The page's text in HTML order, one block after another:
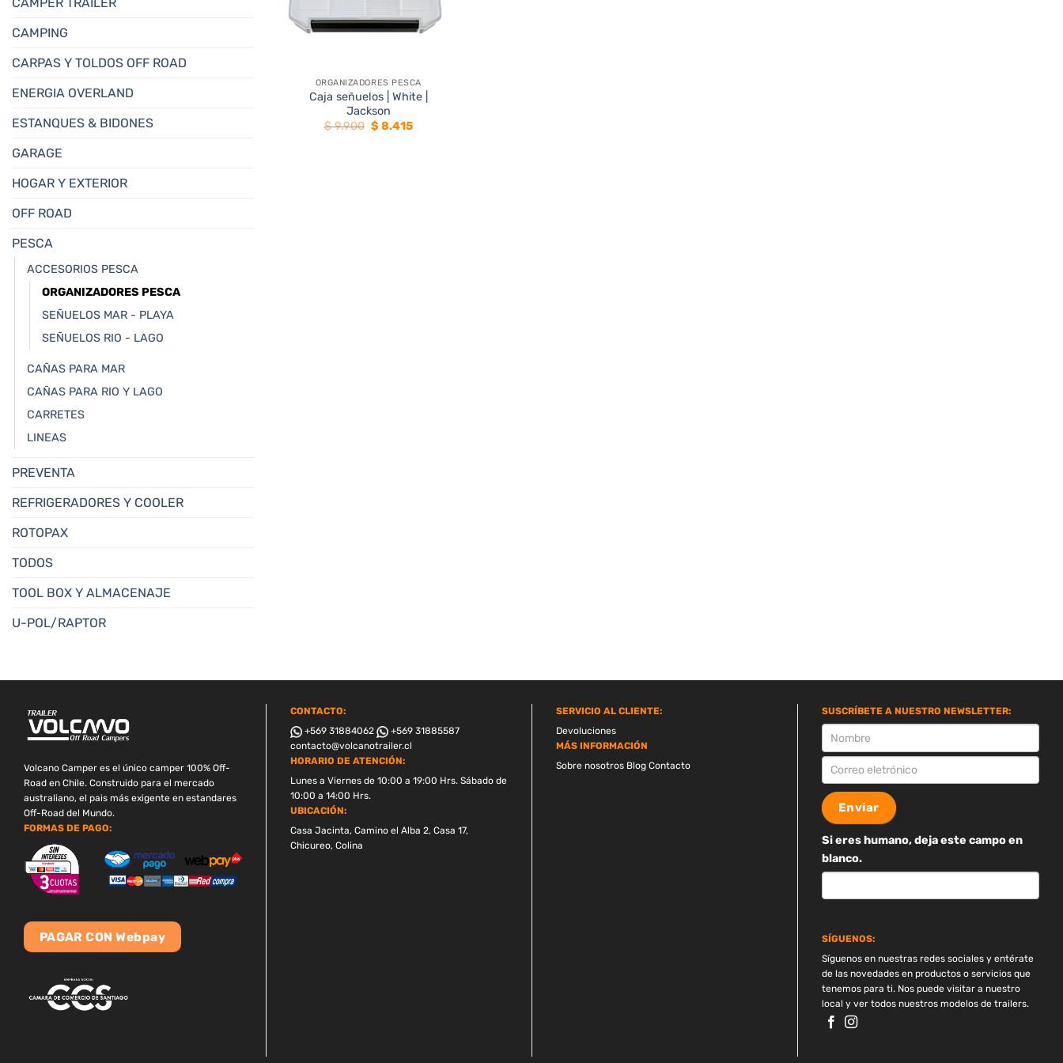
CAMPER TRAILER
CAMPING
CARPAS Y TOLDOS OFF ROAD
ENERGIA OVERLAND
ESTANQUES & BIDONES
GARAGE
HOGAR Y EXTERIOR
OFF ROAD
PESCA
ACCESORIOS PESCA
ORGANIZADORES PESCA
SEÑUELOS MAR - PLAYA
SEÑUELOS RIO - LAGO
CAÑAS PARA MAR
CAÑAS PARA RIO Y LAGO
CARRETES
LINEAS
PREVENTA
REFRIGERADORES Y COOLER
ROTOPAX
TODOS
TOOL BOX Y ALMACENAJE
U-POL/RAPTOR
ORGANIZADORES PESCA
Caja señuelos | White |
Jackson
$9.900 El
$ 8.415El
Volcano Camper es el único camper 100% Off-
Road en Chile. Construido para el mercado
australiano, el pais más exigente en estandares
Off-Road del Mundo.
FORMAS DE PAGO:
PAGAR CON Webpay
CONTACTO:
+569 31884062
+569 31885587
contacto@volcanotrailer.cl
HORARIO DE ATENCIÓN:
Lunes a Viernes de 10:00 a 19:00 Hrs. Sábado de
10:00 a 14:00 Hrs.
UBICACIÓN:
Casa Jacinta, Camino el Alba 2, Casa 17,
Chicureo, Colina
SERVICIO AL CLIENTE:
Devoluciones
MÁS INFORMACIÓN
Sobre nosotros Blog Contacto
SUSCRÍBETE A NUESTRO NEWSLETTER:
SUSCRIPCION
Enviar
Si eres humano, deja este campo en
blanco.
SÍGUENOS:
Síguenos en nuestras redes sociales y entérate
de las novedades en productos o servicios que
tenemos para ti. Nos puede visitar a nuestro
local y ver todos nuestros modelos de trailers.